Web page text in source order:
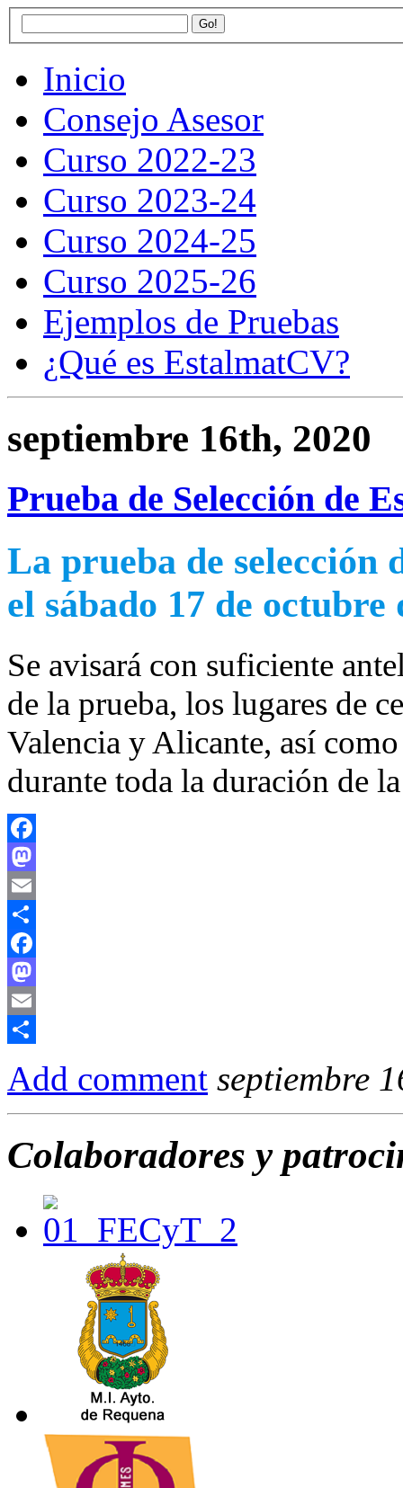
Inicio
Consejo Asesor
Curso 2022-23
Curso 2023-24
Curso 2024-25
Curso 2025-26
Ejemplos de Pruebas
¿Qué es EstalmatCV?
septiembre 16th, 2020
Prueba de Selección de
La prueba de selección
el sábado 17 de octubre
Se avisará con suficiente
de la prueba, los lugares de
Valencia y Alicante, así
durante toda la duración de
Facebook
Mastodon
Email
Compartir
Facebook
Mastodon
Email
Add comment septiembre
Colaboradores y